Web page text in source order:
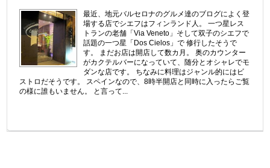
最近、地元バルセロナのグルメ達のブログによく登
場する店でシエフはフィンランド人。 一つ星レス
トランの老舗「Via Veneto」そして双子のシエフで
話題の一つ星「Dos Cielos」で 修行したそうで
す。 まだお店は開店して数カ月。 奥のカウンター
がカクテルバーになっていて、随分とオシャレでモ
ダンな店です。 ちなみに料理はジャンル的にはビ
ストロだそうです。 スペインなので、8時半開店と同時に入ったらご覧
の様に誰もいません。 と言って...